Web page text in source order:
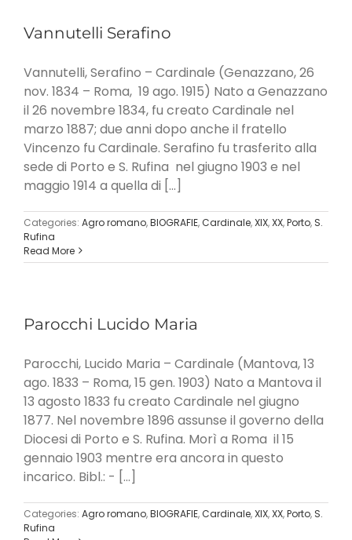
Vannutelli Serafino
Vannutelli, Serafino – Cardinale (Genazzano, 26
nov. 1834 – Roma, 19 ago. 1915) Nato a Genazzano
il 26 novembre 1834, fu creato Cardinale nel
marzo 1887; due anni dopo anche il fratello
Vincenzo fu Cardinale. Serafino fu trasferito alla
sede di Porto e S. Rufina nel giugno 1903 e nel
maggio 1914 a quella di [...]
Categories: Agro romano,BIOGRAFIE,Cardinale,XIX,XX,Porto, S.
Rufina
Read More
Parocchi Lucido Maria
Parocchi, Lucido Maria – Cardinale (Mantova, 13
ago. 1833 – Roma, 15 gen. 1903) Nato a Mantova il
13 agosto 1833 fu creato Cardinale nel giugno
1877. Nel novembre 1896 assunse il governo della
Diocesi di Porto e S. Rufina. Morì a Roma il 15
gennaio 1903 mentre era ancora in questo
incarico. Bibl.: - [...]
Categories: Agro romano,BIOGRAFIE,Cardinale,XIX,XX,Porto, S.
Rufina